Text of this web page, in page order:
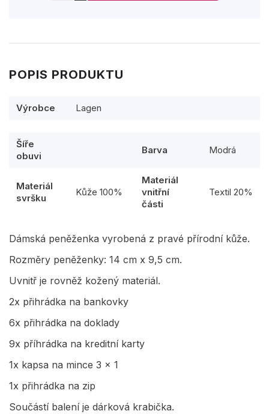
POPIS PRODUKTU
Výrobce Lagen
Šíře
obuvi
Barva Modrá
Materiál
svršku
Kůže 100%
Materiál
vnitřní
části
Textil 20%
Dámská peněženka vyrobená z pravé přírodní kůže.
Rozměry peněženky: 14 cm x 9,5 cm.
Uvnitř je rovněž kožený materiál.
2x přihrádka na bankovky
6x přihrádka na doklady
9x příhrádka na kreditní karty
1x kapsa na mince 3 x 1
1x přihrádka na zip
Součástí balení je dárková krabička.